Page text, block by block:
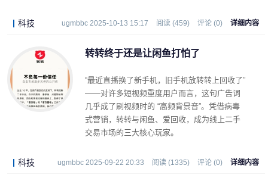
科技 ugmbbc 2025-10-13 15:17 阅读 (459) 评论 (0) 详细内容
转转终于还是让闲鱼打怕了
“最近直播换了新手机，旧手机放转转上回收了”
——对许多短视频重度用户而言，这句广告词
几乎成了刷视频时的 “高频背景音”。凭借病毒
式营销，转转与闲鱼、爱回收，成为线上二手
交易市场的三大核心玩家。
科技 ugmbbc 2025-09-22 20:33 阅读 (1335) 评论 (0) 详细内容